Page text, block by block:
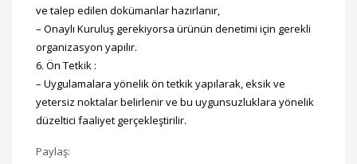
ve talep edilen dokümanlar hazırlanır,
– Onaylı Kuruluş gerekiyorsa ürünün denetimi için gerekli
organizasyon yapılır.
6. Ön Tetkik :
– Uygulamalara yönelik ön tetkik yapılarak, eksik ve
yetersiz noktalar belirlenir ve bu uygunsuzluklara yönelik
düzeltici faaliyet gerçekleştirilir.
Paylaş: